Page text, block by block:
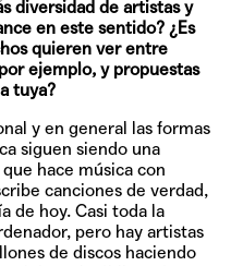
diversidad de artistas y
en este sentido? ¿Es
quieren ver entre
ejemplo, y propuestas
tuya?
y en general las formas
siguen siendo una
hace música con
canciones de verdad,
de hoy. Casi toda la
pero hay artistas
de discos haciendo